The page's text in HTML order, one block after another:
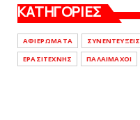
ΚΑΤΗΓΟΡΙΕΣ
ΑΦΙΕΡΩΜΑΤΑ ΣΥΝΕΝΤΕΥΞΕΙΣ
ΕΡΑΣΙΤΕΧΝΗΣ
ΠΑΛΑΙΜΑΧΟΙ